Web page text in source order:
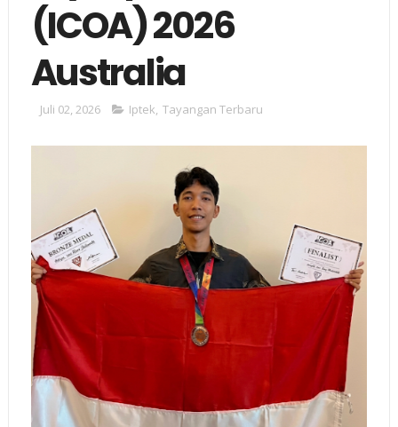
(ICOA) 2026
Australia
Juli 02, 2026 Iptek Tayangan Terbaru